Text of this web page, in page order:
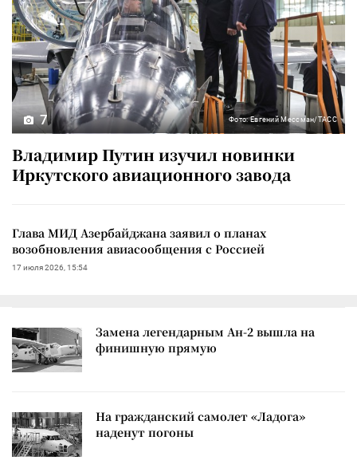
7 Фото: Евгений Мессман/ТАСС
Владимир Путин изучил новинки
Иркутского авиационного завода
Глава МИД Азербайджана заявил о планах
возобновления авиасообщения с Россией
17 июля 2026, 15:54
Замена легендарным Ан-2 вышла на
финишную прямую
На гражданский самолет «Ладога»
наденут погоны